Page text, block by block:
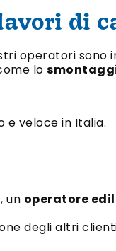
di
operatori sono
lo
e veloce in Italia.
, un operatore
degli altri